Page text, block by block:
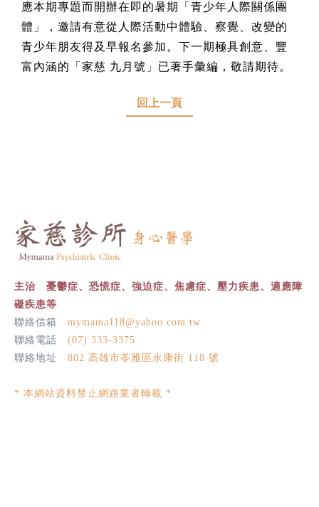
應本期專題而開辦在即的暑期「青少年人際關係團
體」，邀請有意從人際活動中體驗、察覺、改變的
青少年朋友得及早報名參加。下一期極具創意、豐
富內涵的「家慈 九月號」已著手彙編，敬請期待。
回上一頁
主治 憂鬱症、恐慌症、強迫症、焦慮症、壓力疾患、適應障
礙疾患等
聯絡信箱 mymama118@yahoo.com.tw
聯絡電話 (07) 333-3375
聯絡地址 802 高雄市苓雅區永康街 118 號
* 本網站資料禁止網路業者轉載 *